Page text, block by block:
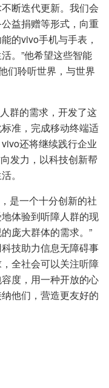
断迭代更新。我们会
益捐赠等形式，向重
的vivo手机与手表，
。”他希望这些智能
们聆听世界，与世界
群的需求，开发了这
准，完成移动终端适
还将继续践行企业
发力，以科技创新帮
。
是一个十分创新的社
体验到听障人群的现
庞大群体的需求。”
技助力信息无障碍事
全社会可以关注听障
度，用一种开放的心
他们，营造更友好的